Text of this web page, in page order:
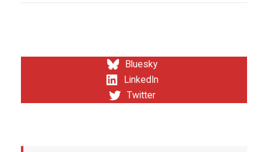
Bluesky
LinkedIn
Twitter